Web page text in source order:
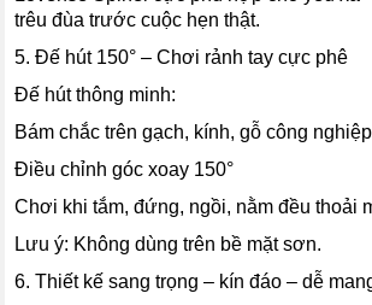
trêu đùa trước cuộc hẹn thật.
5. Đế hút 150° – Chơi rảnh tay cực phê
Đế hút thông minh:
Bám chắc trên gạch, kính, gỗ công nghiệp
Điều chỉnh góc xoay 150°
Chơi khi tắm, đứng, ngồi, nằm đều thoải
Lưu ý: Không dùng trên bề mặt sơn.
6. Thiết kế sang trọng – kín đáo – dễ